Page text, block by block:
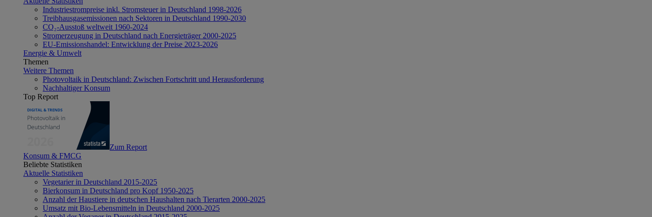
Industriestrompreise inkl. Stromsteuer in Deutschland 1998-2026
Treibhausgasemissionen nach Sektoren in Deutschland 1990-2030
CO₂-Ausstoß weltweit 1960-2024
Stromerzeugung in Deutschland nach Energieträger 2000-2025
EU-Emissionshandel: Entwicklung der Preise 2023-2026
Energie & Umwelt
Themen
Weitere Themen
Photovoltaik in Deutschland: Zwischen Fortschritt und Herausforderung
Nachhaltiger Konsum
Top Report
Zum Report
Konsum & FMCG
Beliebte Statistiken
Aktuelle Statistiken
Vegetarier in Deutschland 2015-2025
Bierkonsum in Deutschland pro Kopf 1950-2025
Anzahl der Haustiere in deutschen Haushalten nach Tierarten 2000-2025
Umsatz mit Bio-Lebensmitteln in Deutschland 2000-2025